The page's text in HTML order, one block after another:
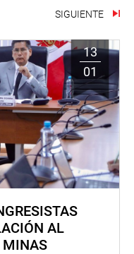
SIGUIENTE
13
01
AL
MINAS